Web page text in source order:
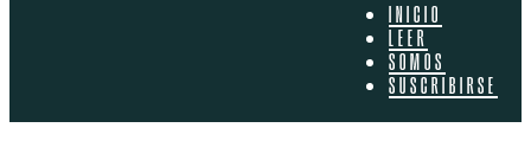
INICIO
LEER
SOMOS
SUSCRIBIRSE